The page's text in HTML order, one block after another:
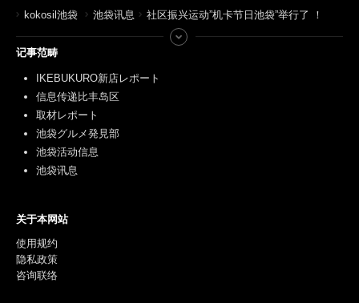
kokosil池袋 池袋讯息 社区振兴运动”机卡节日池袋”举行了 ！
记事范畴
IKEBUKURO新店レポート
信息传递比丰岛区
取材レポート
池袋グルメ発見部
池袋活动信息
池袋讯息
关于本网站
使用规约
隐私政策
咨询联络